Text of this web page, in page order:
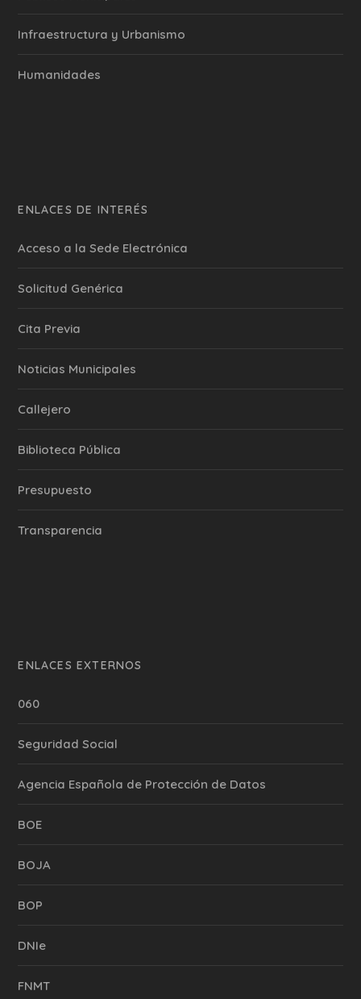
Infraestructura y Urbanismo
Humanidades
ENLACES DE INTERÉS
Acceso a la Sede Electrónica
Solicitud Genérica
Cita Previa
‎Noticias Municipales
Callejero
Biblioteca Pública
Presupuesto
Transparencia
ENLACES EXTERNOS
060
Seguridad Social
Agencia Española de Protección de Datos
BOE
BOJA
BOP
DNIe
FNMT